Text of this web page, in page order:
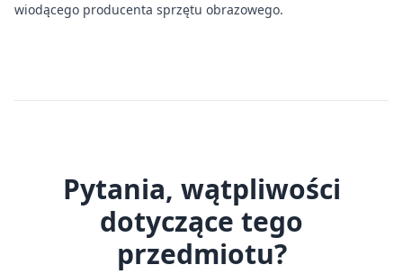
wiodącego producenta sprzętu obrazowego.
Pytania, wątpliwości
dotyczące tego
przedmiotu?